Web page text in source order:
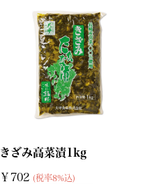
きざみ高菜漬1kg
￥702 (税率8%込)